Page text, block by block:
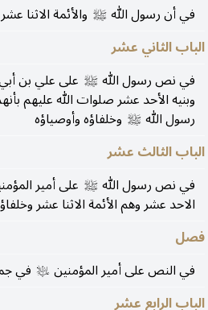
في أن رسول الله صلى‌الله‌عليه‌وآله والأئمة الاثنا
الباب الثاني عشر
في نص رسول الله صلى‌الله‌عليه‌وآله على علي بن
وبنيه الأحد عشر صلوات الله عليهم
رسول الله صلى‌الله‌عليه‌وآله وخلفاؤه وأوصياؤه
الباب الثالث عشر
في نص رسول الله صلى‌الله‌عليه‌وآله على أمير
الاحد عشر وهم الأئمة الاثنا عشر
فصل
في النص على أمير المؤمنين عليه‌السلام في
الباب الرابع عشر